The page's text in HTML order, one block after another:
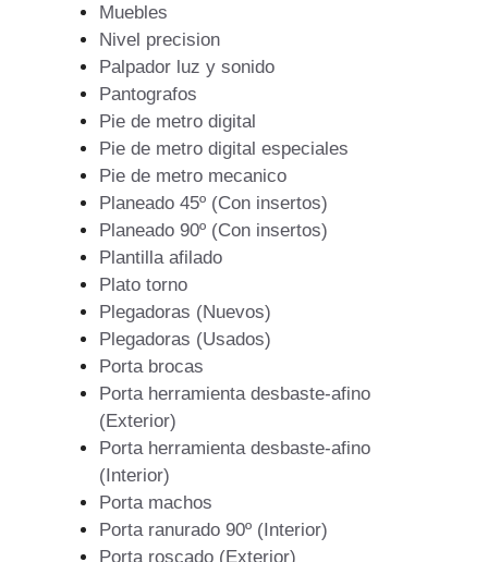
Muebles
Nivel precision
Palpador luz y sonido
Pantografos
Pie de metro digital
Pie de metro digital especiales
Pie de metro mecanico
Planeado 45º (Con insertos)
Planeado 90º (Con insertos)
Plantilla afilado
Plato torno
Plegadoras (Nuevos)
Plegadoras (Usados)
Porta brocas
Porta herramienta desbaste-afino
(Exterior)
Porta herramienta desbaste-afino
(Interior)
Porta machos
Porta ranurado 90º (Interior)
Porta roscado (Exterior)